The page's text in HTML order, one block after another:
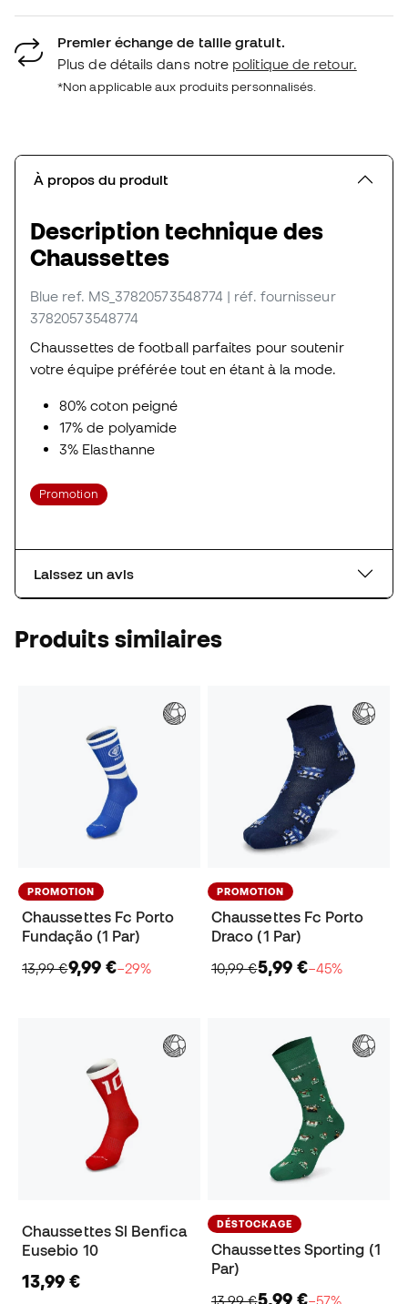
Premier échange de taille gratuit.
Plus de détails dans notre politique de retour.
*Non applicable aux produits personnalisés.
À propos du produit
Description technique des
Chaussettes
Blue ref. MS_37820573548774 | réf. fournisseur
37820573548774
Chaussettes de football parfaites pour soutenir
votre équipe préférée tout en étant à la mode.
80% coton peigné
17% de polyamide
3% Elasthanne
Promotion
Laissez un avis
Produits similaires
PROMOTION
Chaussettes Fc Porto
Fundação (1 Par)
13,99 €9,99 €−29%
PROMOTION
Chaussettes Fc Porto
Draco (1 Par)
10,99 €5,99 €−45%
Chaussettes Sl Benfica
Eusebio 10
13,99 €
DÉSTOCKAGE
Chaussettes Sporting (1
Par)
13,99 €5,99 €−57%